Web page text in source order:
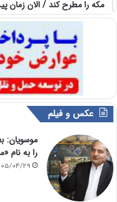
مکه را مطرح کند / الان زمان
عکس و فیلم
موسویان:
را به نام
04/29